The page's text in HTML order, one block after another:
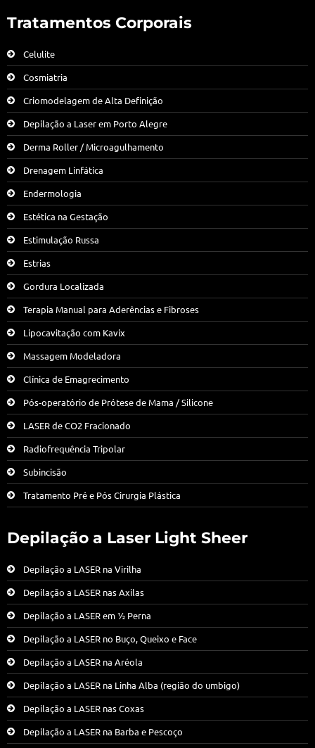
Tratamentos Corporais
Celulite
Cosmiatria
Criomodelagem de Alta Definição
Depilação a Laser em Porto Alegre
Derma Roller / Microagulhamento
Drenagem Linfática
Endermologia
Estética na Gestação
Estimulação Russa
Estrias
Gordura Localizada
Terapia Manual para Aderências e Fibroses
Lipocavitação com Kavix
Massagem Modeladora
Clínica de Emagrecimento
Pós-operatório de Prótese de Mama / Silicone
LASER de CO2 Fracionado
Radiofrequência Tripolar
Subincisão
Tratamento Pré e Pós Cirurgia Plástica
Depilação a Laser Light Sheer
Depilação a LASER na Virilha
Depilação a LASER nas Axilas
Depilação a LASER em ½ Perna
Depilação a LASER no Buço, Queixo e Face
Depilação a LASER na Aréola
Depilação a LASER na Linha Alba (região do umbigo)
Depilação a LASER nas Coxas
Depilação a LASER na Barba e Pescoço